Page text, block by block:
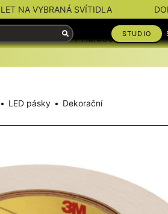
NA VYBRANÁ SVÍTIDLA
STUDIO
svítidla Příslušenství
LED pásky Dekorační